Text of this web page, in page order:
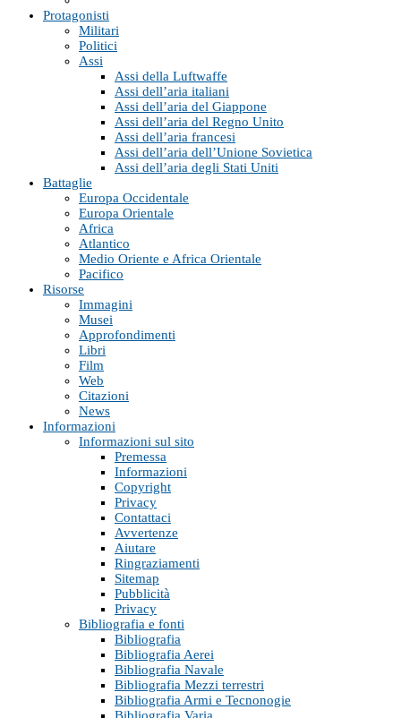
Protagonisti
Militari
Politici
Assi
Assi della Luftwaffe
Assi dell’aria italiani
Assi dell’aria del Giappone
Assi dell’aria del Regno Unito
Assi dell’aria francesi
Assi dell’aria dell’Unione Sovietica
Assi dell’aria degli Stati Uniti
Battaglie
Europa Occidentale
Europa Orientale
Africa
Atlantico
Medio Oriente e Africa Orientale
Pacifico
Risorse
Immagini
Musei
Approfondimenti
Libri
Film
Web
Citazioni
News
Informazioni
Informazioni sul sito
Premessa
Informazioni
Copyright
Privacy
Contattaci
Avvertenze
Aiutare
Ringraziamenti
Sitemap
Pubblicità
Privacy
Bibliografia e fonti
Bibliografia
Bibliografia Aerei
Bibliografia Navale
Bibliografia Mezzi terrestri
Bibliografia Armi e Tecnonogie